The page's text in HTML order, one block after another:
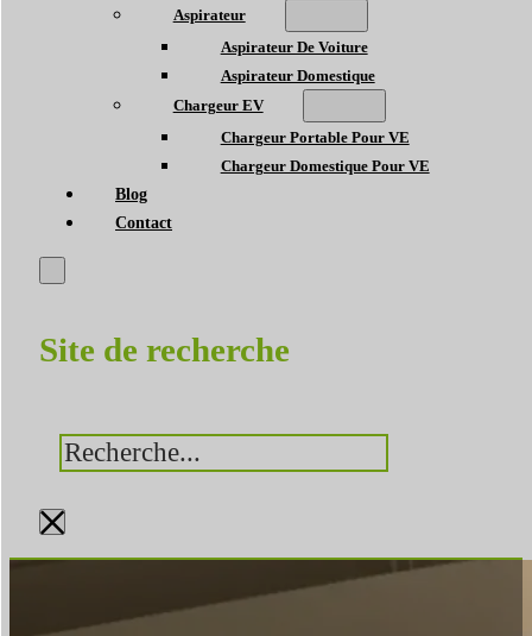
Aspirateur
Aspirateur De Voiture
Aspirateur Domestique
Chargeur EV
Chargeur Portable Pour VE
Chargeur Domestique Pour VE
Blog
Contact
Site de recherche
Rechercher
×